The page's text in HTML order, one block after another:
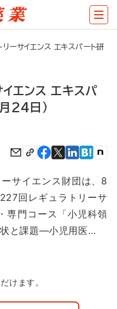
ーサイエンス エキスパート研
エンス エキスパ
24日）
サイエンス財団は、8
回レギュラトリーサ
専門コース「小児科領
と課題―小児用医…
けます。